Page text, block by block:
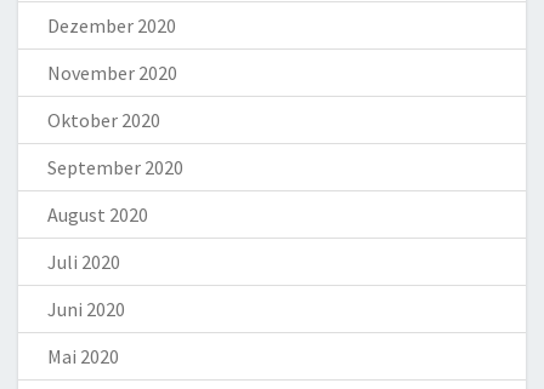
Dezember 2020
November 2020
Oktober 2020
September 2020
August 2020
Juli 2020
Juni 2020
Mai 2020